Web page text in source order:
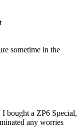
sometime in the
bought a ZP6 Special,
any worries